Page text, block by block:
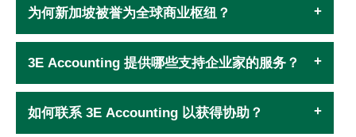
为何新加坡被誉为全球商业枢纽？
3E Accounting 提供哪些支持企业家的服务？
如何联系 3E Accounting 以获得协助？